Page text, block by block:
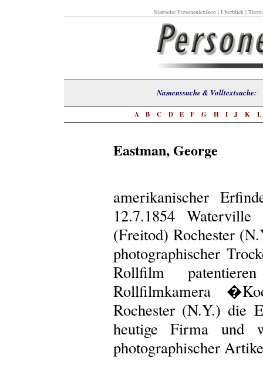
Startseite Personenlexikon| Überblick|
Namenssuche &
A B C D E F G H I J K L
Eastman, George
amerikanischer
12.7.1854
(Freitod) Rochester
photographischer
Rollfilm
Rollfilmkamera
Rochester (N.Y.) die
heutige Firma und
photographischer